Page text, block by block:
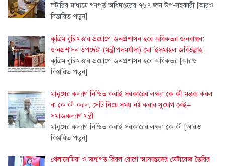
লটারির মাধ্যমে গণপূর্ত অধিদপ্তরের ৭৬৭ জন উপ-সহকারী [আরও
বিস্তারিত পড়ুন]
কৃত্রিম বুদ্ধিমত্তার প্রয়োগে জনপ্রশাসন হবে অধিকতর জনবান্ধব:
জনপ্রশাসন উপদেষ্টা (মন্ত্রীপদমর্যাদা) মো. ইসমাইল জবিউল্লাহ
কৃত্রিম বুদ্ধিমত্তার প্রয়োগে জনপ্রশাসন হবে অধিকতর [আরও
বিস্তারিত পড়ুন]
মানুষের কল্যাণ নিশ্চিত করাই সরকারের লক্ষ্য; কে কী মন্তব্য করল
বা কে কী করল, সেটি নিয়ে সময় নষ্ট করার সুযোগ নেই–
সমাজকল্যাণ মন্ত্রী
মানুষের কল্যাণ নিশ্চিত করাই সরকারের লক্ষ্য; কে কী [আরও
বিস্তারিত পড়ুন]
থেলাসেমিয়া ও জন্মগত বিরল রোগে আক্রান্তদের ডেটাবেজ তৈরির